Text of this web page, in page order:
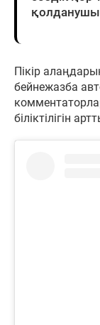
Пікір
бейнежазба
біліктілігін